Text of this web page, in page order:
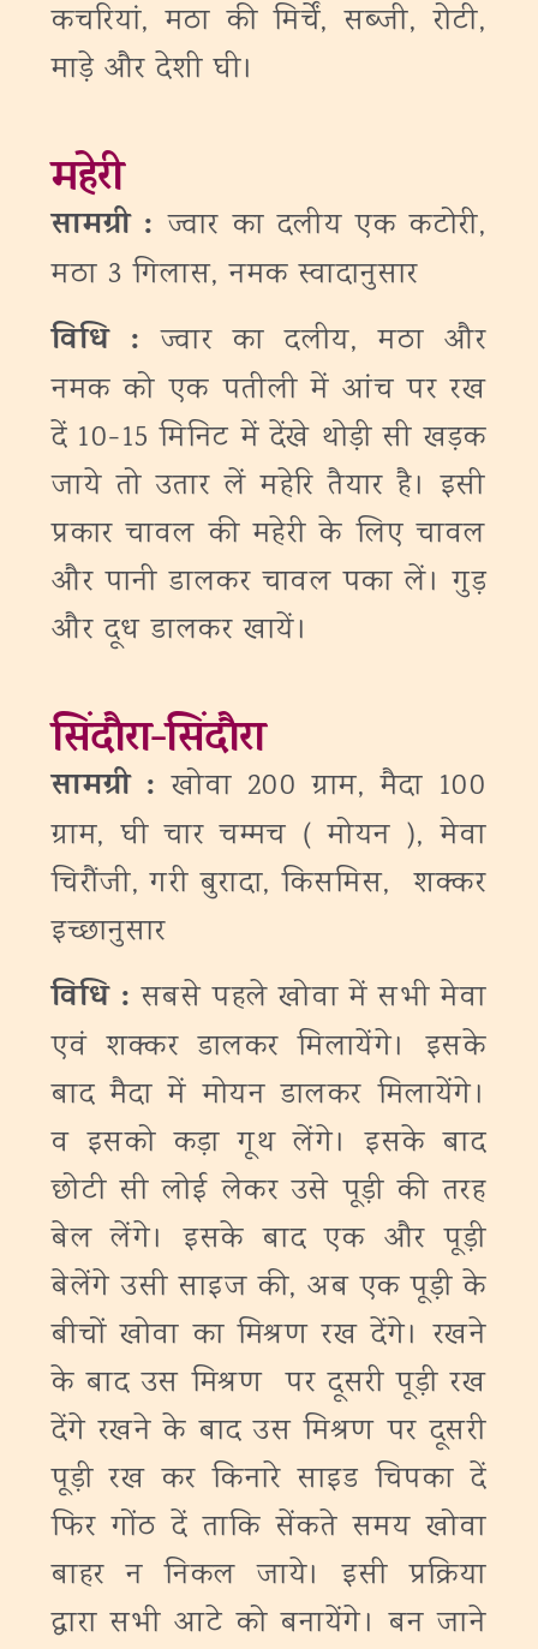
कचरियां, मठा की मिर्चें, सब्जी, रोटी,
माड़े और देशी घी।
महेरी
सामग्री : ज्वार का दलीय एक कटोरी,
मठा 3 गिलास, नमक स्वादानुसार
विधि :ज्वार का दलीय, मठा और
नमक को एक पतीली में आंच पर रख
दें 10-15 मिनिट में देंखे थोड़ी सी खड़क
जाये तो उतार लें महेरि तैयार है। इसी
प्रकार चावल की महेरी के लिए चावल
और पानी डालकर चावल पका लें। गुड़
और दूध डालकर खायें।
सिंदौरा-सिंदौरा
सामग्री :खोवा 200 ग्राम, मैदा 100
ग्राम, घी चार चम्मच ( मोयन ), मेवा
चिरौंजी, गरी बुरादा, किसमिस, शक्कर
इच्छानुसार
विधि :सबसे पहले खोवा में सभी मेवा
एवं शक्कर डालकर मिलायेंगे। इसके
बाद मैदा में मोयन डालकर मिलायेंगे।
व इसको कड़ा गूथ लेंगे। इसके बाद
छोटी सी लोई लेकर उसे पूड़ी की तरह
बेल लेंगे। इसके बाद एक और पूड़ी
बेलेंगे उसी साइज की, अब एक पूड़ी के
बीचों खोवा का मिश्रण रख देंगे। रखने
के बाद उस मिश्रण पर दूसरी पूड़ी रख
देंगे रखने के बाद उस मिश्रण पर दूसरी
पूड़ी रख कर किनारे साइड चिपका दें
फिर गोंठ दें ताकि सेंकते समय खोवा
बाहर न निकल जाये। इसी प्रक्रिया
द्वारा सभी आटे को बनायेंगे। बन जाने